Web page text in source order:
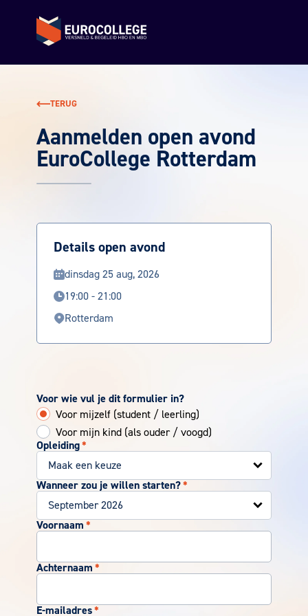
Terug naar de homepage
TERUG
Aanmelden open avond
EuroCollege Rotterdam
Details open avond
dinsdag 25 aug, 2026
19:00 - 21:00
Rotterdam
Voor wie vul je dit formulier in?
Voor mijzelf (student / leerling)
Voor mijn kind (als ouder / voogd)
Opleiding*
Wanneer zou je willen starten?*
Voornaam *
Achternaam *
E-mailadres*